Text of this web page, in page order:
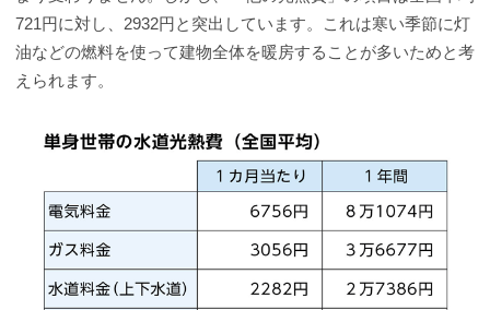
721円に対し、2932円と突出しています。これは寒い季節に灯
油などの燃料を使って建物全体を暖房することが多いためと考
えられます。